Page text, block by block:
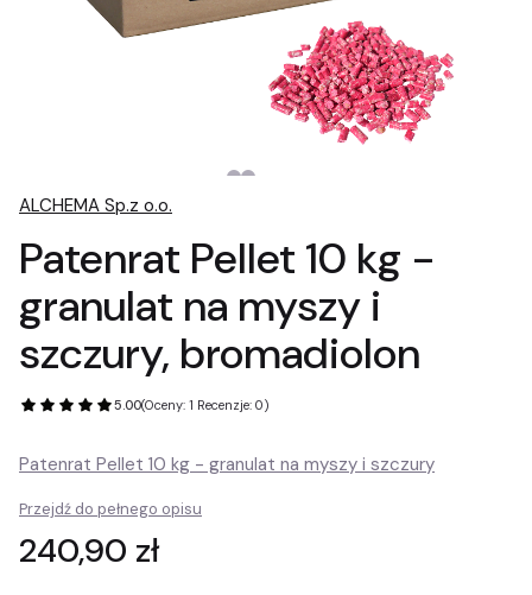
ALCHEMA Sp.z o.o.
Patenrat Pellet 10 kg -
granulat na myszy i
szczury, bromadiolon
5.00(Oceny: 1 Recenzje: 0)
Patenrat Pellet 10 kg - granulat na myszy i szczury
Przejdź do pełnego opisu
Cena
240,90 zł